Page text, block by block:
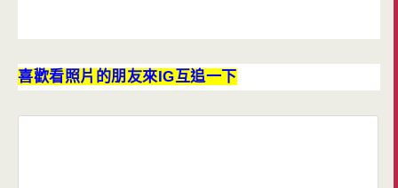
喜歡看照片的朋友來IG互追一下